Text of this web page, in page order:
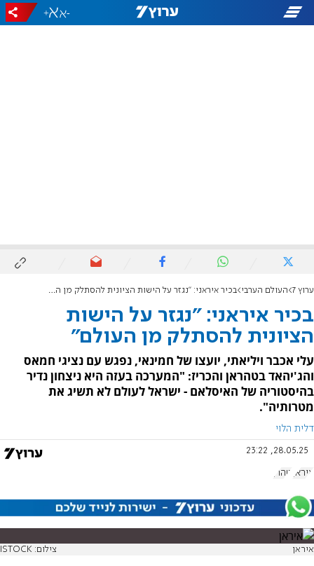
-
+
ערוץ 7 העולם הערבי בכיר איראני: "נגזר על הישות הציונית להסתלק מן העולם"
בכיר איראני: "נגזר על הישות
הציונית להסתלק מן העולם"
עלי אכבר ויליאתי, יועצו של חמינאי, נפגש עם נציגי חמאס
והג'יהאד בטהראן והכריז: "המערכה בעזה היא ניצחון נדיר
בהיסטוריה של האיסלאם - ישראל לעולם לא תשיג את
מטרותיה".
דלית הלוי
28.05.25, 23:22
איראן טהרן
איראן צילום: ISTOCK